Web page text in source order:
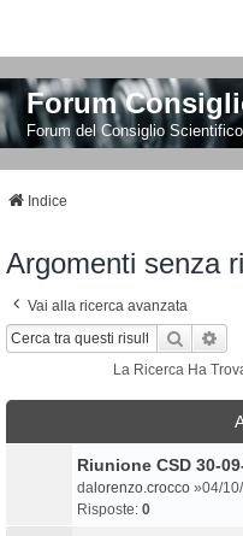
Forum
Forum del Consiglio
Indice
Argomenti senza
Vai alla ricerca avanzata
Cerca
La Ricerca Ha
Riunione CSD 30-
da lorenzo.crocco »04/
Risposte: 0